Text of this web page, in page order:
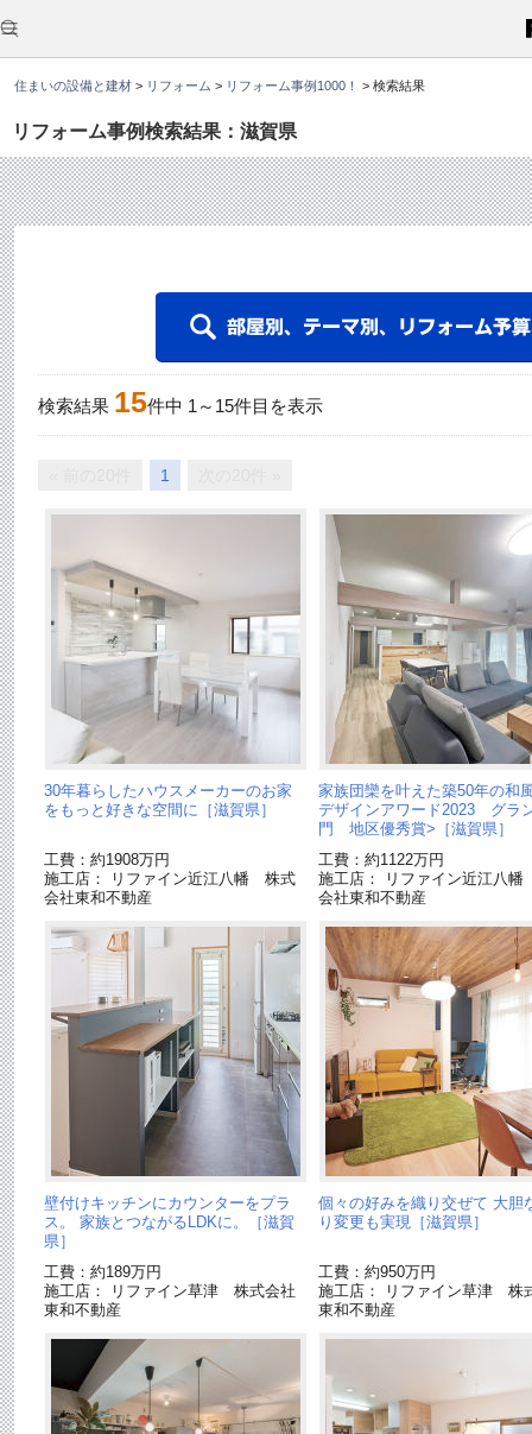
住まいの設備と建材 > リフォーム > リフォーム事例1000！ > 検索結果
リフォーム事例検索結果：滋賀県
こ
か
ら
文
す
検索結果 15件中 1 ～ 15件目を表示
1
30年暮らしたハウスメーカーのお家
をもっと好きな空間に［滋賀県］
工費：約1908万円
施工店： リファイン近江八幡 株式
会社東和不動産
家族団欒を叶えた築50年の和
デザインアワード2023 グラ
門 地区優秀賞>［滋賀県］
工費：約1122万円
施工店： リファイン近江八
会社東和不動産
壁付けキッチンにカウンターをプラ
ス。 家族とつながるLDKに。［滋賀
県］
工費：約189万円
施工店： リファイン草津 株式会社
東和不動産
個々の好みを織り交ぜて 大胆
り変更も実現［滋賀県］
工費：約950万円
施工店： リファイン草津 株
東和不動産